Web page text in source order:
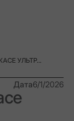
СУШИ ЖӘНЕ ОМАКАСЕ УЛЬТРА-ПРЕМИУМ АРАҚПЕН
Дата6/1/2026